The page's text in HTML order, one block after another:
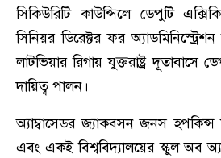
সিকিউরিটি কাউন্সিলে ডেপুটি
সিনিয়র ডিরেক্টর ফর
লাটভিয়ার রিগায় যুক্তরাষ্ট্র দূতাবাসে
দায়িত্ব পালন।
অ্যাম্বাসেডর জ্যাকবসন জনস হপকিন্স
এবং একই বিশ্ববিদ্যালয়ের স্কুল অব